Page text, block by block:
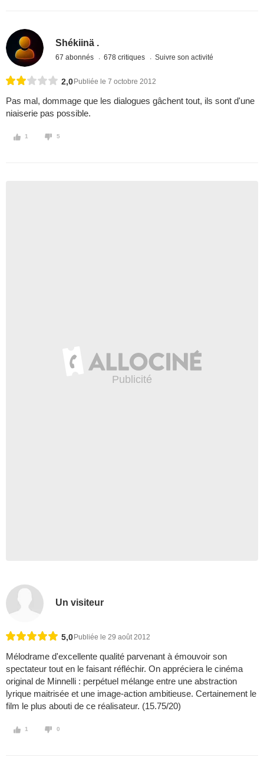
Shékiinä .
67 abonnés 678 critiques Suivre son activité
2,0 Publiée le 7 octobre 2012
Pas mal, dommage que les dialogues gâchent tout, ils sont d'une
niaiserie pas possible.
1 5
Un visiteur
5,0 Publiée le 29 août 2012
Mélodrame d'excellente qualité parvenant à émouvoir son
spectateur tout en le faisant réfléchir. On appréciera le cinéma
original de Minnelli : perpétuel mélange entre une abstraction
lyrique maitrisée et une image-action ambitieuse. Certainement le
film le plus abouti de ce réalisateur. (15.75/20)
1 0